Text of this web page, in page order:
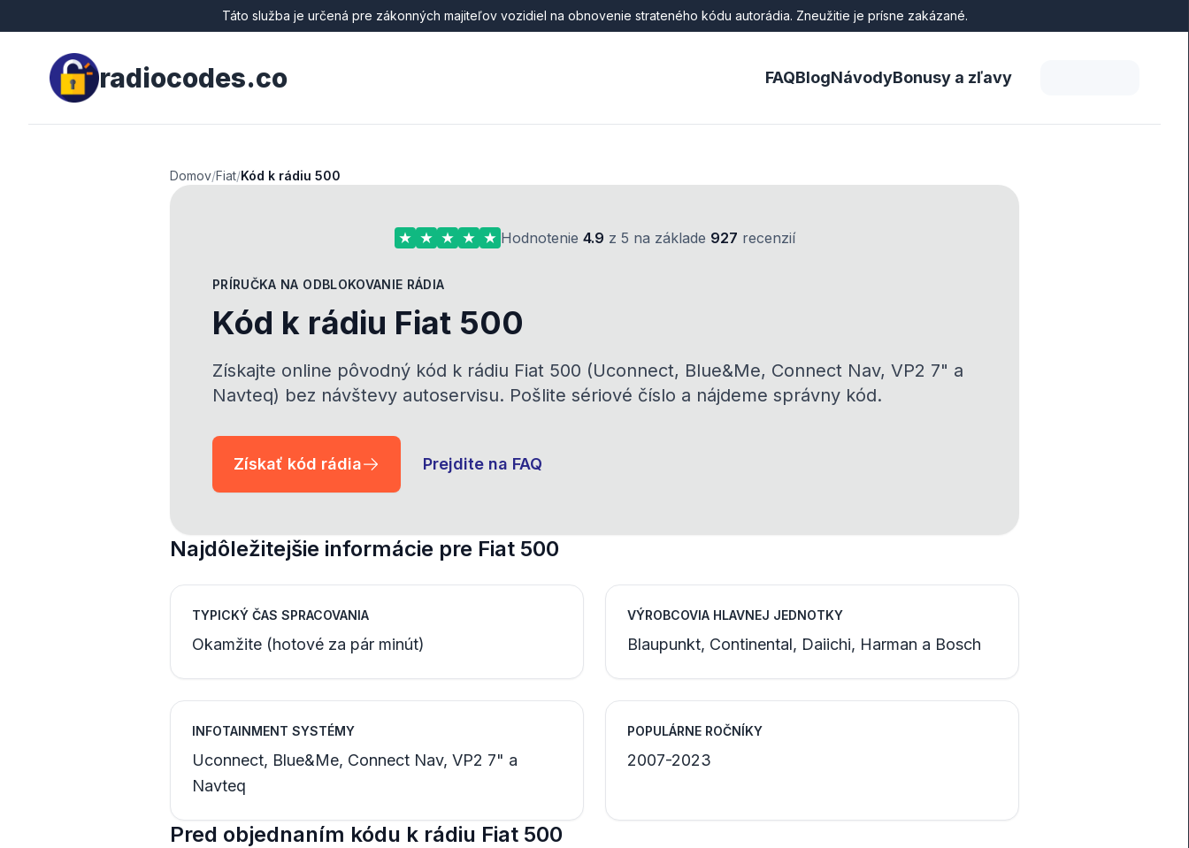
Táto služba je určená pre zákonných majiteľov vozidiel na obnovenie strateného kódu autorádia. Zneužitie je prísne zakázané.
radiocodes.co FAQBlogNávodyBonusy a zľavy
Domov/Fiat/Kód k rádiu 500
Hodnotenie 4.9 z 5 na základe 927 recenzií
PRÍRUČKA NA ODBLOKOVANIE RÁDIA
Kód k rádiu Fiat 500
Získajte online pôvodný kód k rádiu Fiat 500 (Uconnect, Blue&Me, Connect Nav, VP2 7" a
Navteq) bez návštevy autoservisu. Pošlite sériové číslo a nájdeme správny kód.
Získať kód rádia Prejdite na FAQ
Najdôležitejšie informácie pre Fiat 500
TYPICKÝ ČAS SPRACOVANIA
Okamžite (hotové za pár minút)
VÝROBCOVIA HLAVNEJ JEDNOTKY
Blaupunkt, Continental, Daiichi, Harman a Bosch
INFOTAINMENT SYSTÉMY
Uconnect, Blue&Me, Connect Nav, VP2 7" a
Navteq
POPULÁRNE ROČNÍKY
2007-2023
Pred objednaním kódu k rádiu Fiat 500